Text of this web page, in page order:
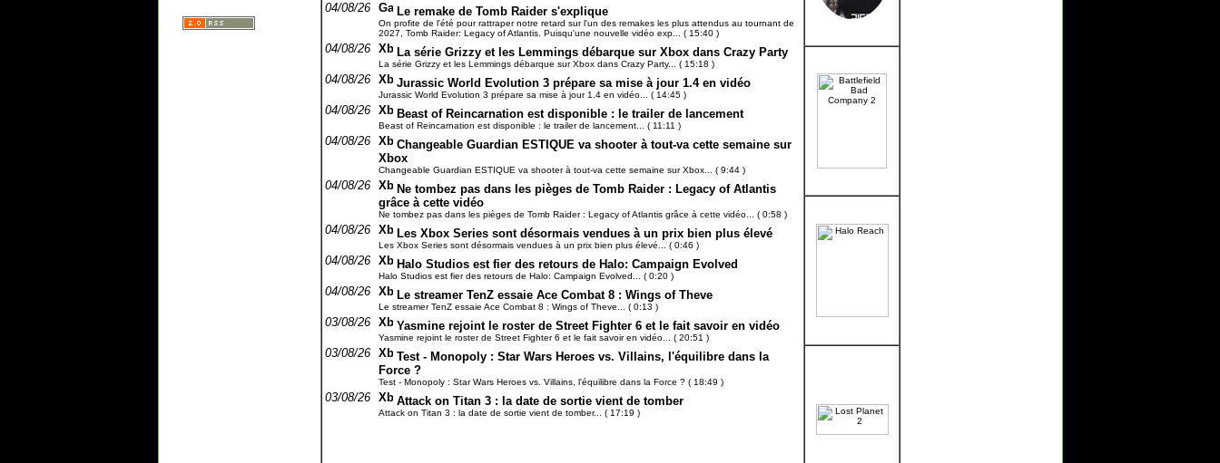
04/08/26 Le remake de Tomb Raider s'explique
On profite de l'été pour rattraper notre retard sur l'un des remakes les plus attendus au tournant de
2027, Tomb Raider: Legacy of Atlantis. Puisqu'une nouvelle vidéo exp... ( 15:40 )
04/08/26 La série Grizzy et les Lemmings débarque sur Xbox dans Crazy Party
La série Grizzy et les Lemmings débarque sur Xbox dans Crazy Party... ( 15:18 )
04/08/26 Jurassic World Evolution 3 prépare sa mise à jour 1.4 en vidéo
Jurassic World Evolution 3 prépare sa mise à jour 1.4 en vidéo... ( 14:45 )
04/08/26 Beast of Reincarnation est disponible : le trailer de lancement
Beast of Reincarnation est disponible : le trailer de lancement... ( 11:11 )
04/08/26
Changeable Guardian ESTIQUE va shooter à tout-va cette semaine sur
Xbox
Changeable Guardian ESTIQUE va shooter à tout-va cette semaine sur Xbox... ( 9:44 )
04/08/26
Ne tombez pas dans les pièges de Tomb Raider : Legacy of Atlantis
grâce à cette vidéo
Ne tombez pas dans les pièges de Tomb Raider : Legacy of Atlantis grâce à cette vidéo... ( 0:58 )
04/08/26 Les Xbox Series sont désormais vendues à un prix bien plus élevé
Les Xbox Series sont désormais vendues à un prix bien plus élevé... ( 0:46 )
04/08/26 Halo Studios est fier des retours de Halo: Campaign Evolved
Halo Studios est fier des retours de Halo: Campaign Evolved... ( 0:20 )
04/08/26 Le streamer TenZ essaie Ace Combat 8 : Wings of Theve
Le streamer TenZ essaie Ace Combat 8 : Wings of Theve... ( 0:13 )
03/08/26 Yasmine rejoint le roster de Street Fighter 6 et le fait savoir en vidéo
Yasmine rejoint le roster de Street Fighter 6 et le fait savoir en vidéo... ( 20:51 )
03/08/26
Test - Monopoly : Star Wars Heroes vs. Villains, l'équilibre dans la
Force ?
Test - Monopoly : Star Wars Heroes vs. Villains, l'équilibre dans la Force ? ( 18:49 )
03/08/26 Attack on Titan 3 : la date de sortie vient de tomber
Attack on Titan 3 : la date de sortie vient de tomber... ( 17:19 )